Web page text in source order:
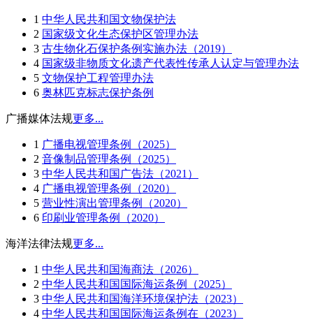
1 中华人民共和国文物保护法
2 国家级文化生态保护区管理办法
3 古生物化石保护条例实施办法（2019）
4 国家级非物质文化遗产代表性传承人认定与管理办法
5 文物保护工程管理办法
6 奥林匹克标志保护条例
广播媒体法规更多...
1 广播电视管理条例（2025）
2 音像制品管理条例（2025）
3 中华人民共和国广告法（2021）
4 广播电视管理条例（2020）
5 营业性演出管理条例（2020）
6 印刷业管理条例（2020）
海洋法律法规更多...
1 中华人民共和国海商法（2026）
2 中华人民共和国国际海运条例（2025）
3 中华人民共和国海洋环境保护法（2023）
4 中华人民共和国国际海运条例在（2023）